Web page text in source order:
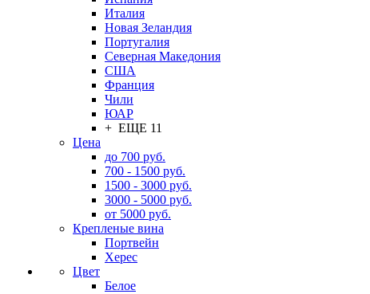
Италия
Новая Зеландия
Португалия
Северная Македония
США
Франция
Чили
ЮАР
+ ЕЩЕ 11
Цена
до 700 руб.
700 - 1500 руб.
1500 - 3000 руб.
3000 - 5000 руб.
от 5000 руб.
Крепленые вина
Портвейн
Херес
Цвет
Белое